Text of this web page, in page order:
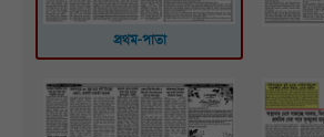
প্রথম-পাতা